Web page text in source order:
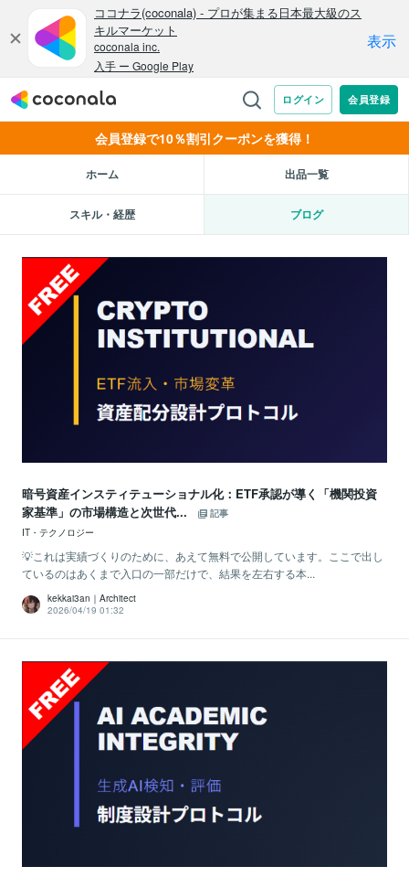
会員登録で10％割引クーポンを獲得！
ホーム 出品一覧
スキル・経歴 ブログ
暗号資産インスティテューショナル化：ETF承認が導く「機関投資
家基準」の市場構造と次世代...
記事
IT・テクノロジー
💡これは実績づくりのために、あえて無料で公開しています。ここで出し
ているのはあくまで入口の一部だけで、結果を左右する本...
kekkai3an｜Architect
2026/04/19 01:32